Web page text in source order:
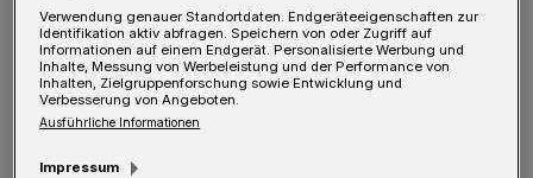
Ich habe aber auf jeden Fall, genau wie Sie,
nicht das notwendige „Mindset“, um diesen
Ausführungen folgen zu können.
Ich bin in Deutschland geboren und bin der
Verwendung genauer Standortdaten. Endgeräteeigenschaften zur
Identifikation aktiv abfragen. Speichern von oder Zugriff auf
Informationen auf einem Endgerät. Personalisierte Werbung und
Inhalte, Messung von Werbeleistung und der Performance von
Inhalten, Zielgruppenforschung sowie Entwicklung und
Verbesserung von Angeboten.
Ausführliche Informationen
Impressum